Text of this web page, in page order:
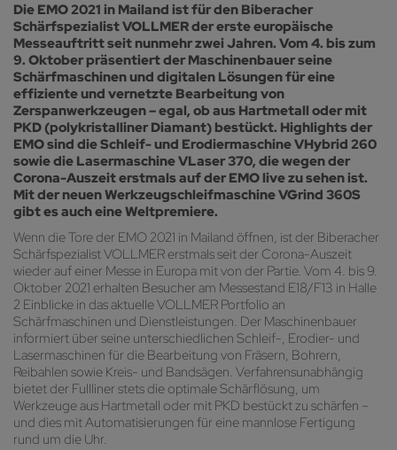
Die EMO 2021 in Mailand ist für den Biberacher
Schärfspezialist VOLLMER der erste europäische
Messeauftritt seit nunmehr zwei Jahren. Vom 4. bis zum
9. Oktober präsentiert der Maschinenbauer seine
Schärfmaschinen und digitalen Lösungen für eine
effiziente und vernetzte Bearbeitung von
Zerspanwerkzeugen – egal, ob aus Hartmetall oder mit
PKD (polykristalliner Diamant) bestückt. Highlights der
EMO sind die Schleif- und Erodiermaschine VHybrid 260
sowie die Lasermaschine VLaser 370, die wegen der
Corona-Auszeit erstmals auf der EMO live zu sehen ist.
Mit der neuen Werkzeugschleifmaschine VGrind 360S
gibt es auch eine Weltpremiere.
Wenn die Tore der EMO 2021 in Mailand öffnen, ist der Biberacher
Schärfspezialist VOLLMER erstmals seit der Corona-Auszeit
wieder auf einer Messe in Europa mit von der Partie. Vom 4. bis 9.
Oktober 2021 erhalten Besucher am Messestand E18/F13 in Halle
2 Einblicke in das aktuelle VOLLMER Portfolio an
Schärfmaschinen und Dienstleistungen. Der Maschinenbauer
informiert über seine unterschiedlichen Schleif-, Erodier- und
Lasermaschinen für die Bearbeitung von Fräsern, Bohrern,
Reibahlen sowie Kreis- und Bandsägen. Verfahrensunabhängig
bietet der Fullliner stets die optimale Schärflösung, um
Werkzeuge aus Hartmetall oder mit PKD bestückt zu schärfen –
und dies mit Automatisierungen für eine mannlose Fertigung
rund um die Uhr.